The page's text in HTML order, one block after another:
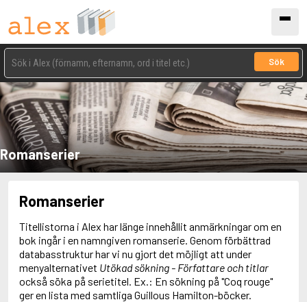
Sök
Romanserier
Romanserier
Titellistorna i Alex har länge innehållit anmärkningar om en
bok ingår i en namngiven romanserie. Genom förbättrad
databasstruktur har vi nu gjort det möjligt att under
menyalternativet Utökad sökning - Författare och titlar
också söka på serietitel. Ex.: En sökning på "Coq rouge"
ger en lista med samtliga Guillous Hamilton-böcker.